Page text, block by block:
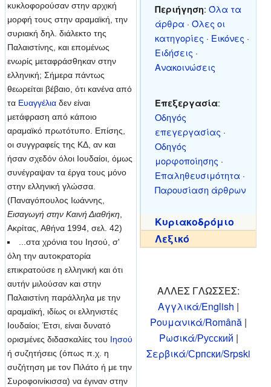
κυκλοφορούσαν στην αρχική
μορφή τους στην αραμαϊκή, την
συριακή δηλ. διάλεκτο της
Παλαιστίνης, και επομένως
ενωρίς μεταφράσθηκαν στην
ελληνική; Σήμερα πάντως
θεωρείται βέβαιο, ότι κανένα από
τα Ευαγγέλια δεν είναι
μετάφραση από κάποιο
αραμαϊκό πρωτότυπο. Επίσης,
οι συγγραφείς της ΚΔ, αν και
ήσαν σχεδόν όλοι Ιουδαίοι, όμως
συνέγραψαν τα έργα τους μόνο
στην ελληνική γλώσσα.
(Παναγόπουλος Ιωάννης,
Εισαγωγή στην Καινή Διαθήκη
Ακρίτας, Αθήνα 1994, σελ. 42)
...στα χρόνια του Ιησού, σ'
όλη την αυτοκρατορία
επικρατούσε η ελληνική και ότι
αυτήν μιλούσαν και στην
Παλαιστίνη παράλληλα με την
αραμαϊκή, ιδίως οι ελληνιστές
Ιουδαίοι; Έτσι, είναι δυνατό
ορισμένες διδασκαλίες του Ιησού
ή συζητήσεις (όπως π.χ. η
συζήτηση με τον Πιλάτο ή με την
Συροφοινίκισσα) να έγιναν στην
Περιήγηση: Όλα τα
άρθρα · Όλες οι
κατηγορίες · Εικόνες ·
Ειδήσεις ·
Ανακοινώσεις
Επεξεργασία:
Οδηγός
επεγεργασίας ·
Οδηγός
μορφοποίησης ·
Επαληθευσιμότητα ·
Παρουσίαση άρθρων
Κυριακοδρόμιο
Λεξικό
ΑΛΛΕΣ ΓΛΩΣΣΕΣ:
Αγγλικά/English |
Ρουμανικά/Română |
Ρωσικά/Русский |
Σερβικά/Српски/Srpski